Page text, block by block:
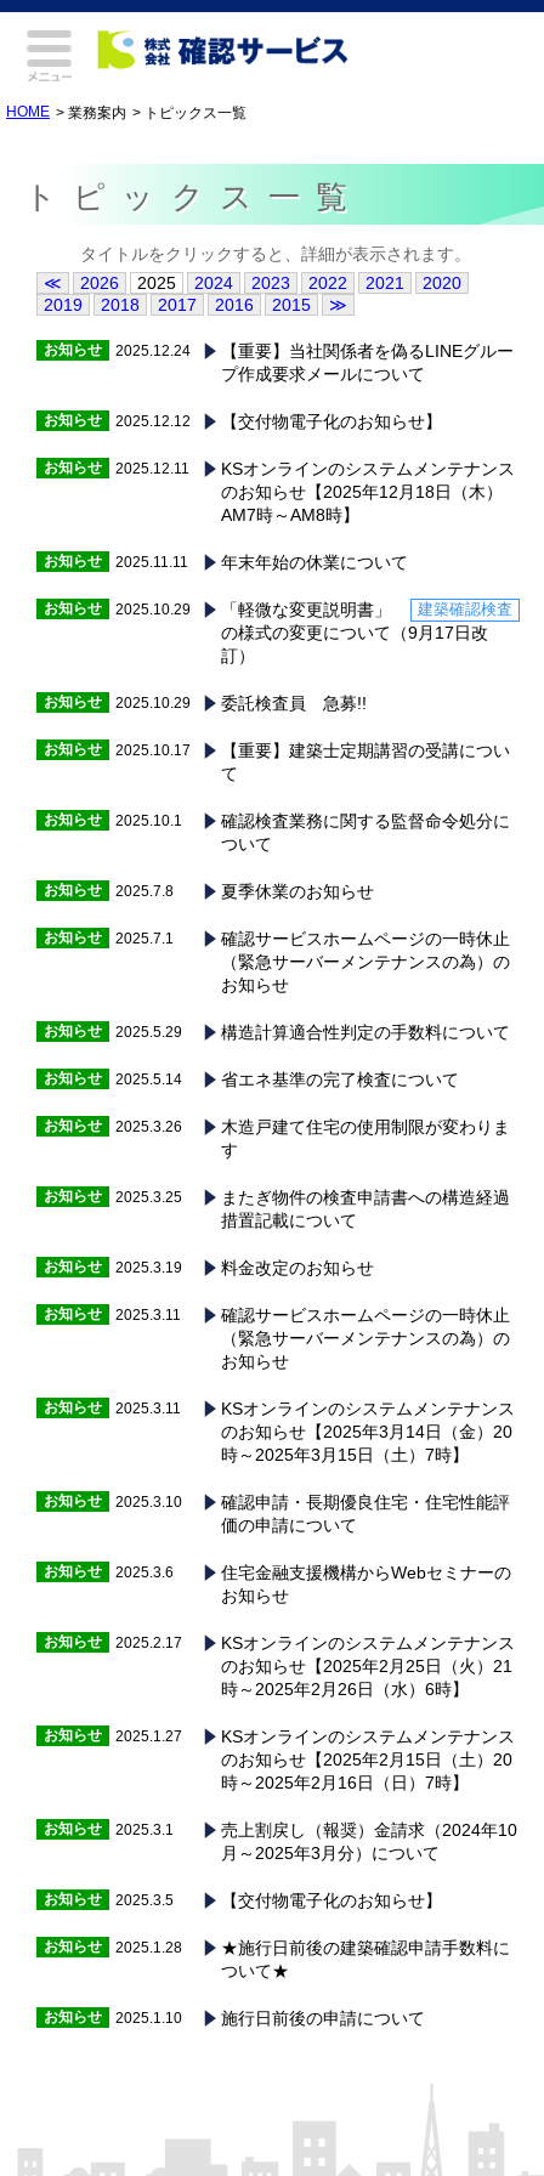
HOME 業務案内 トピックス一覧
トピックス一覧
タイトルをクリックすると、詳細が表示されます。
≪
2026 2025 2024 2023 2022 2021
2020
2019
2018 2017 2016 2015 ≫
お知らせ 2025.12.24
【重要】当社関係者を偽るLINEグルー
プ作成要求メールについて
お知らせ 2025.12.12 【交付物電子化のお知らせ】
お知らせ 2025.12.11
KSオンラインのシステムメンテナンス
のお知らせ【2025年12月18日（木）
AM7時～AM8時】
お知らせ 2025.11.11 年末年始の休業について
お知らせ 2025.10.29 建築確認検査
「軽微な変更説明書」
の様式の変更について（9月17日改
訂）
お知らせ 2025.10.29 委託検査員 急募!!
お知らせ 2025.10.17
【重要】建築士定期講習の受講につい
て
お知らせ 2025.10.1
確認検査業務に関する監督命令処分に
ついて
お知らせ 2025.7.8 夏季休業のお知らせ
お知らせ 2025.7.1
確認サービスホームページの一時休止
（緊急サーバーメンテナンスの為）の
お知らせ
お知らせ 2025.5.29 構造計算適合性判定の手数料について
お知らせ 2025.5.14 省エネ基準の完了検査について
お知らせ 2025.3.26
木造戸建て住宅の使用制限が変わりま
す
お知らせ 2025.3.25
またぎ物件の検査申請書への構造経過
措置記載について
お知らせ 2025.3.19 料金改定のお知らせ
お知らせ 2025.3.11
確認サービスホームページの一時休止
（緊急サーバーメンテナンスの為）の
お知らせ
お知らせ 2025.3.11
KSオンラインのシステムメンテナンス
のお知らせ【2025年3月14日（金）20
時～2025年3月15日（土）7時】
お知らせ 2025.3.10
確認申請・長期優良住宅・住宅性能評
価の申請について
お知らせ 2025.3.6
住宅金融支援機構からWebセミナーの
お知らせ
お知らせ 2025.2.17
KSオンラインのシステムメンテナンス
のお知らせ【2025年2月25日（火）21
時～2025年2月26日（水）6時】
お知らせ 2025.1.27
KSオンラインのシステムメンテナンス
のお知らせ【2025年2月15日（土）20
時～2025年2月16日（日）7時】
お知らせ 2025.3.1
売上割戻し（報奨）金請求（2024年10
月～2025年3月分）について
お知らせ 2025.3.5 【交付物電子化のお知らせ】
お知らせ 2025.1.28
★施行日前後の建築確認申請手数料に
ついて★
お知らせ 2025.1.10 施行日前後の申請について